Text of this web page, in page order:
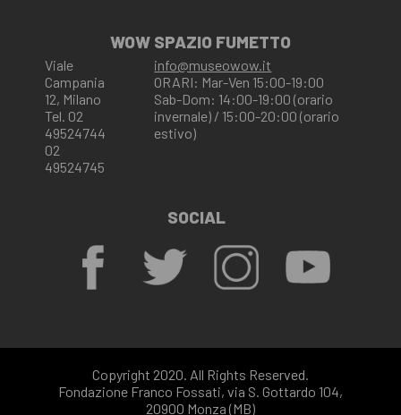
WOW SPAZIO FUMETTO
Viale
Campania
12, Milano
Tel. 02
49524744
02
49524745
info@museowow.it
ORARI: Mar-Ven 15:00-19:00
Sab-Dom: 14:00-19:00 (orario
invernale) / 15:00-20:00 (orario
estivo)
SOCIAL
Copyright 2020. All Rights Reserved.
Fondazione Franco Fossati, via S. Gottardo 104,
20900 Monza (MB)